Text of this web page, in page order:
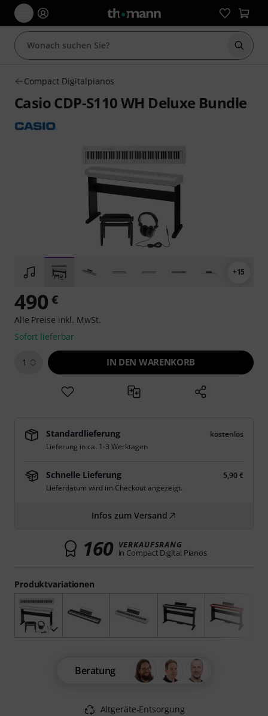
Suche
Compact Digitalpianos
Casio CDP-S110 WH Deluxe Bundle
+15
Produktvariationen
490 €
Alle Preise inkl. MwSt.
Sofort lieferbar
1 IN DEN WARENKORB
Standardlieferung
kostenlos
Lieferung in ca. 1-3 Werktagen
Schnelle Lieferung
5,90 €
Lieferdatum wird im Checkout angezeigt.
Infos zum Versand
160 VERKAUFSRANG
in Compact Digital Pianos
Beratung
Altgeräte-Entsorgung